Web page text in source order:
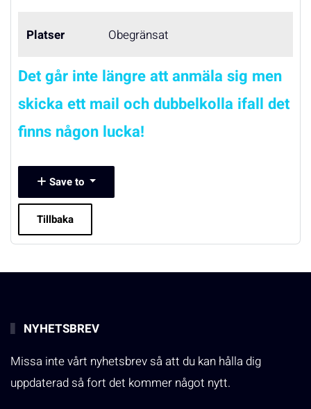
Platser Obegränsat
Det går inte längre att anmäla sig men
skicka ett mail och dubbelkolla ifall det
finns någon lucka!
Save to
Tillbaka
NYHETSBREV
Missa inte vårt nyhetsbrev så att du kan hålla dig
uppdaterad så fort det kommer något nytt.